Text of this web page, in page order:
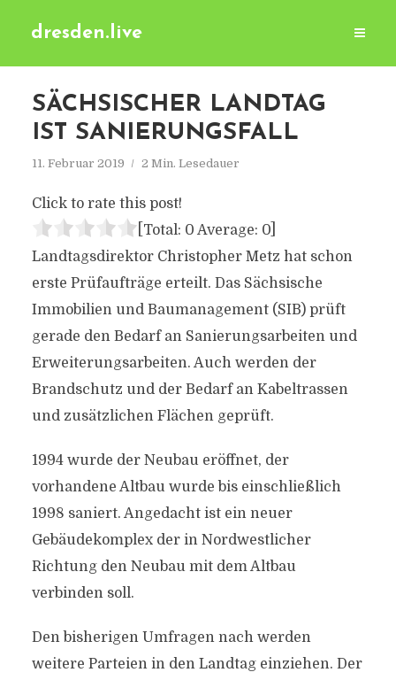
dresden.live
SÄCHSISCHER LANDTAG
IST SANIERUNGSFALL
11. Februar 2019 2 Min. Lesedauer
Click to rate this post!
[Total: 0 Average: 0]
Landtagsdirektor Christopher Metz hat schon
erste Prüfaufträge erteilt. Das Sächsische
Immobilien und Baumanagement (SIB) prüft
gerade den Bedarf an Sanierungsarbeiten und
Erweiterungsarbeiten. Auch werden der
Brandschutz und der Bedarf an Kabeltrassen
und zusätzlichen Flächen geprüft.
1994 wurde der Neubau eröffnet, der
vorhandene Altbau wurde bis einschließlich
1998 saniert. Angedacht ist ein neuer
Gebäudekomplex der in Nordwestlicher
Richtung den Neubau mit dem Altbau
verbinden soll.
Den bisherigen Umfragen nach werden
weitere Parteien in den Landtag einziehen. Der